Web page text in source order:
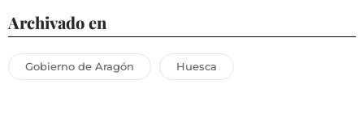
Archivado en
Gobierno de Aragón Huesca